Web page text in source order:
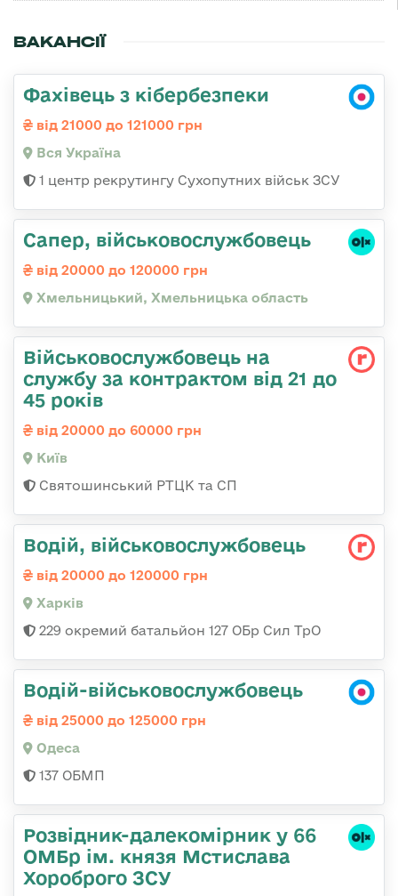
ВАКАНСІЇ
Фахівець з кібербезпеки
від 21000 до 121000 грн
Вся Україна
1 центр рекрутингу Сухопутних військ ЗСУ
Сапер, військовослужбовець
від 20000 до 120000 грн
Хмельницький, Хмельницька область
Військовослужбовець на
службу за контрактом від 21 до
45 років
від 20000 до 60000 грн
Київ
Святошинський РТЦК та СП
Водій, військовослужбовець
від 20000 до 120000 грн
Харків
229 окремий батальйон 127 ОБр Сил ТрО
Водій-військовослужбовець
від 25000 до 125000 грн
Одеса
137 ОБМП
Розвідник-далекомірник у 66
ОМБр ім. князя Мстислава
Хороброго ЗСУ